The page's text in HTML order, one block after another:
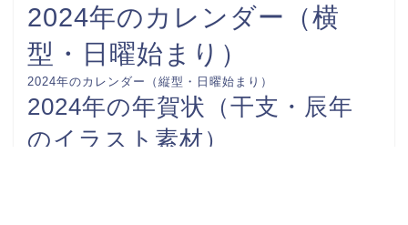
2024年のカレンダー（横
型・日曜始まり）
2024年のカレンダー（縦型・日曜始まり）
2024年の年賀状（干支・辰年
のイラスト素材）